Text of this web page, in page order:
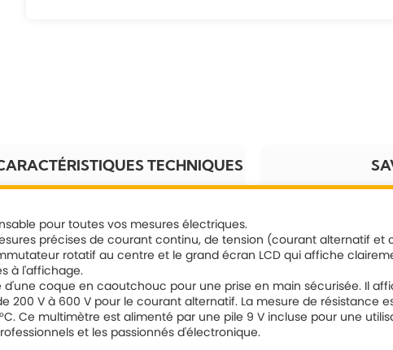
TECHNIQUES
pour toutes vos mesures électriques.
précises de courant continu, de tension (courant alternatif et
rotatif au centre et le grand écran LCD qui affiche
à l'affichage.
coque en caoutchouc pour une prise en main sécurisée. Il
V à 600 V pour le courant alternatif. La mesure de résistance
Ce multimètre est alimenté par une pile 9 V incluse pour une
et les passionnés d'électronique.